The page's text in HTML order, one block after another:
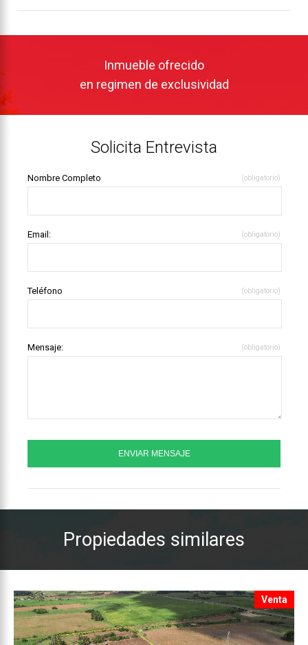
Inmueble ofrecido
en regimen de exclusividad
Solicita Entrevista
Nombre Completo (obligatorio)
Email: (obligatorio)
Teléfono (obligatorio)
Mensaje: (obligatorio)
Propiedades similares
Venta